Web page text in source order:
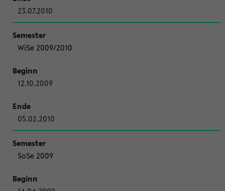
23.07.2010
WiSe 2009/2010
12.10.2009
05.02.2010
SoSe 2009